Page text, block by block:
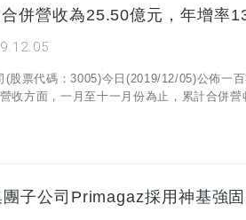
併營收為25.50億元，年增率
(股票代碼：3005)今日(2019/12/05)公佈一
收方面，一月至十一月份為止，累計合併
子公司Primagaz採用神基強